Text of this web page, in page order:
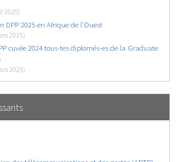
2025)
DPP 2025 en Afrique de l’Ouest
2025)
cuvée 2024 tous-tes diplomés-es de la Graduate
2025)